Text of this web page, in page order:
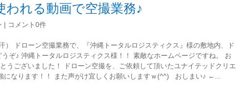
れる動画で空撮業務♪
| コメント0件
） ドローン空撮業務で、『沖縄トータルロジスティクス』様の敷地内、ド
ぞ♪ 沖縄トータルロジスティクス様！！ 素敵なホームページですね。 お
うございました！ ドローン空撮を、ご依頼して頂いたユナイテッドクリエ
なります！！ また声がけ宜しくお願いしますｗ(^^) おしまい♪ ←...